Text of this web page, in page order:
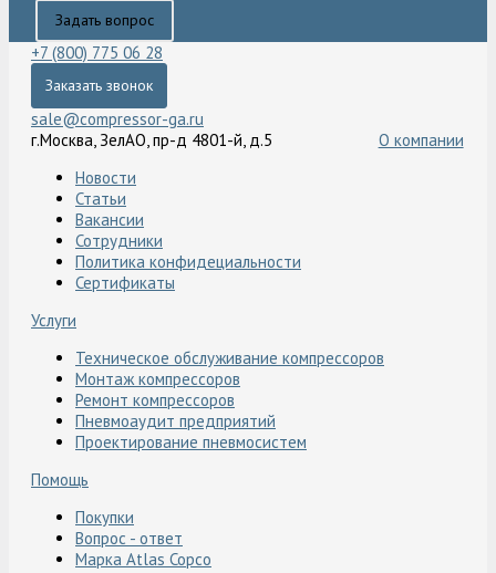
Задать вопрос
+7 (800) 775 06 28
Заказать звонок
sale@compressor-ga.ru
г.Москва, ЗелАО, пр-д 4801-й, д.5
О компании
Новости
Статьи
Вакансии
Сотрудники
Политика конфидециальности
Сертификаты
Услуги
Техническое обслуживание компрессоров
Монтаж компрессоров
Ремонт компрессоров
Пневмоаудит предприятий
Проектирование пневмосистем
Помощь
Покупки
Вопрос - ответ
Марка Atlas Copco